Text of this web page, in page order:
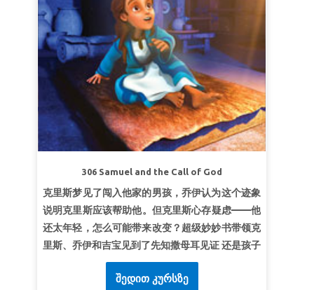
愧。”哥林多前书 1:27 （和合本）
第二课：学会谦卑
超级真理：我要学会时刻保持谦虚。
超级经文：所以经上说：“神阻挡骄傲的人，赐恩
给谦卑的人。”雅各书 4:6(和合本)
第三课：医治和完整
超级真理：
上帝医治我，使我完整。
306 Samuel and the Call of God
克里斯梦见了闯入他家的男孩，乔伊认为这个迹象
说明克里斯应该帮助他。但克里斯心存疑虑——他
还太年轻，怎么可能带来改变？超级妙妙书带领克
里斯、乔伊和吉宝见到了先知撒母耳见证 还是孩子
的他如何回应上帝的呼召，然后成长为以色列的领
袖。孩子们明白，年纪再小的人都可以被上帝呼
შედით კურსზე